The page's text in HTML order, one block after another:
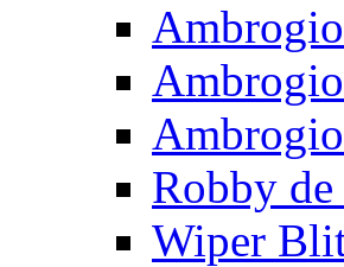
Robby
Wiper